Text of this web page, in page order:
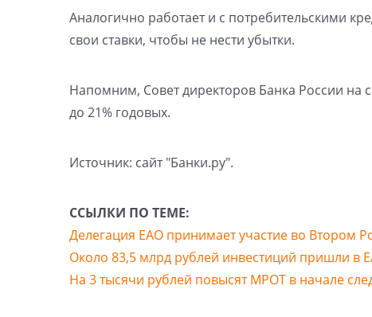
Аналогично работает и с потребительскими
свои ставки, чтобы не нести убытки.
Напомним, Совет директоров Банка России на
до 21% годовых.
Источник: сайт "Банки.ру".
ССЫЛКИ ПО ТЕМЕ:
Делегация ЕАО принимает участие во Втором
Около 83,5 млрд рублей инвестиций пришли в
На 3 тысячи рублей повысят МРОТ в начале